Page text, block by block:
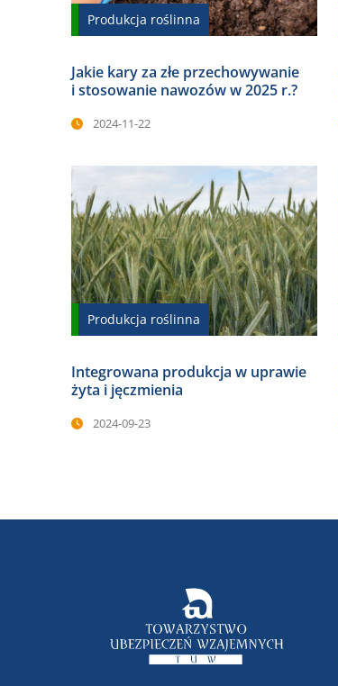
Produkcja roślinna
Jakie kary za złe przechowywanie
i stosowanie nawozów w 2025 r.?
2024-11-22
Produkcja roślinna
Integrowana produkcja w uprawie
żyta i jęczmienia
2024-09-23